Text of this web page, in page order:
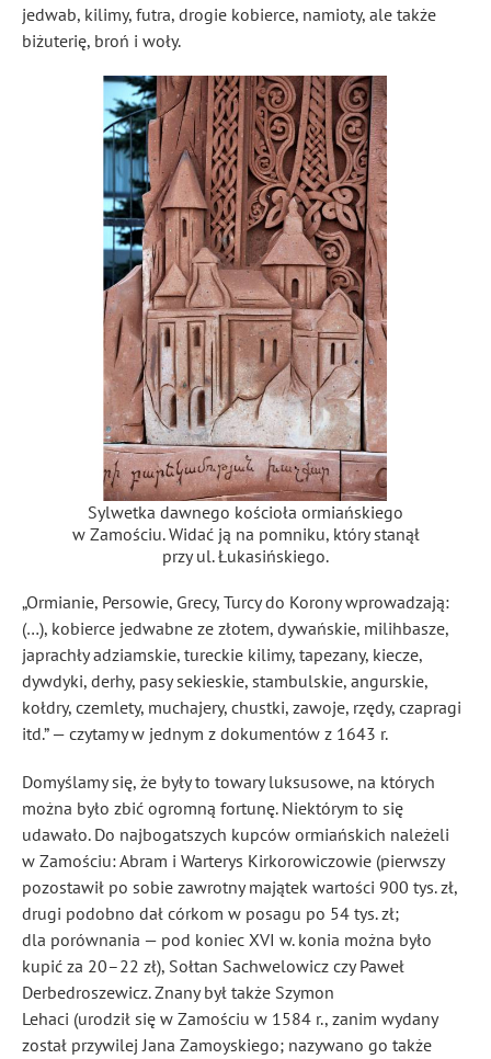
jedwab, kilimy, futra, drogie kobierce, namioty, ale także
biżuterię, broń i woły.
Sylwetka dawnego kościoła ormiańskiego
w Zamościu. Widać ją na pomniku, który stanął
przy ul. Łukasińskiego.
„Ormianie, Persowie, Grecy, Turcy do Korony wprowadzają:
(…), kobierce jedwabne ze złotem, dywańskie, milihbasze,
japrachły adziamskie, tureckie kilimy, tapezany, kiecze,
dywdyki, derhy, pasy sekieskie, stambulskie, angurskie,
kołdry, czemlety, muchajery, chustki, zawoje, rzędy, czapragi
itd.” — czytamy w jednym z dokumentów z 1643 r.
Domyślamy się, że były to towary luksusowe, na których
można było zbić ogromną fortunę. Niektórym to się
udawało. Do najbogatszych kupców ormiańskich należeli
w Zamościu: Abram i Warterys Kirkorowiczowie (pierwszy
pozostawił po sobie zawrotny majątek wartości 900 tys. zł,
drugi podobno dał córkom w posagu po 54 tys. zł;
dla porównania — pod koniec XVI w. konia można było
kupić za 20–22 zł), Sołtan Sachwelowicz czy Paweł
Derbedroszewicz. Znany był także Szymon
Lehaci (urodził się w Zamościu w 1584 r., zanim wydany
został przywilej Jana Zamoyskiego; nazywano go także